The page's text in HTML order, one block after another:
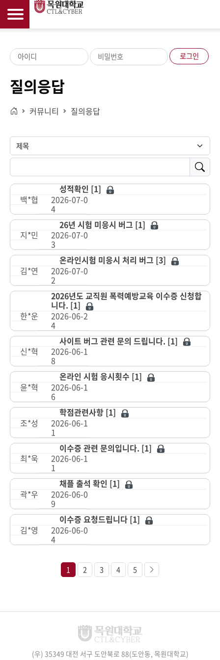
로그인
질의응답
홈으로커뮤니티 질의응답
성적확인 [1]
백*협
2026-07-0
4
26년 시험 미응시 버그 [1]
지*민
2026-07-0
3
온라인시험 미응시 처리 버그 [3]
김*연
2026-07-0
2
2026년도 교직원 폭력예방교육 이수증 신청합
니다. [1]
한*운
2026-06-2
4
사이트 버그 관련 문의 드립니다. [1]
신*혁
2026-06-1
8
온라인 시험 응시횟수 [1]
윤*혁
2026-06-1
6
학점관련사항 [1]
조*성
2026-06-1
1
이수증 관련 문의입니다. [1]
최*욱
2026-06-1
1
채플 출석 확인 [1]
곽*우
2026-06-0
9
이수증 요청드립니다 [1]
김*영
2026-06-0
4
1 2 3 4 5
(우) 35349 대전 서구 도안북로 88(도안동, 목원대학교)